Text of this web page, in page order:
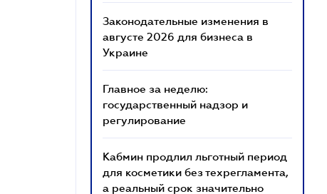
Законодательные изменения в
августе 2026 для бизнеса в
Украине
Главное за неделю:
государственный надзор и
регулирование
Кабмин продлил льготный период
для косметики без техрегламента,
а реальный срок значительно